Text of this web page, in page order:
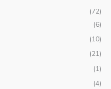
(72)
(6)
(10)
(21)
(1)
(4)